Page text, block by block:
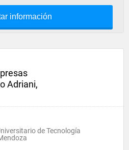
información
Adriani,
de Tecnología